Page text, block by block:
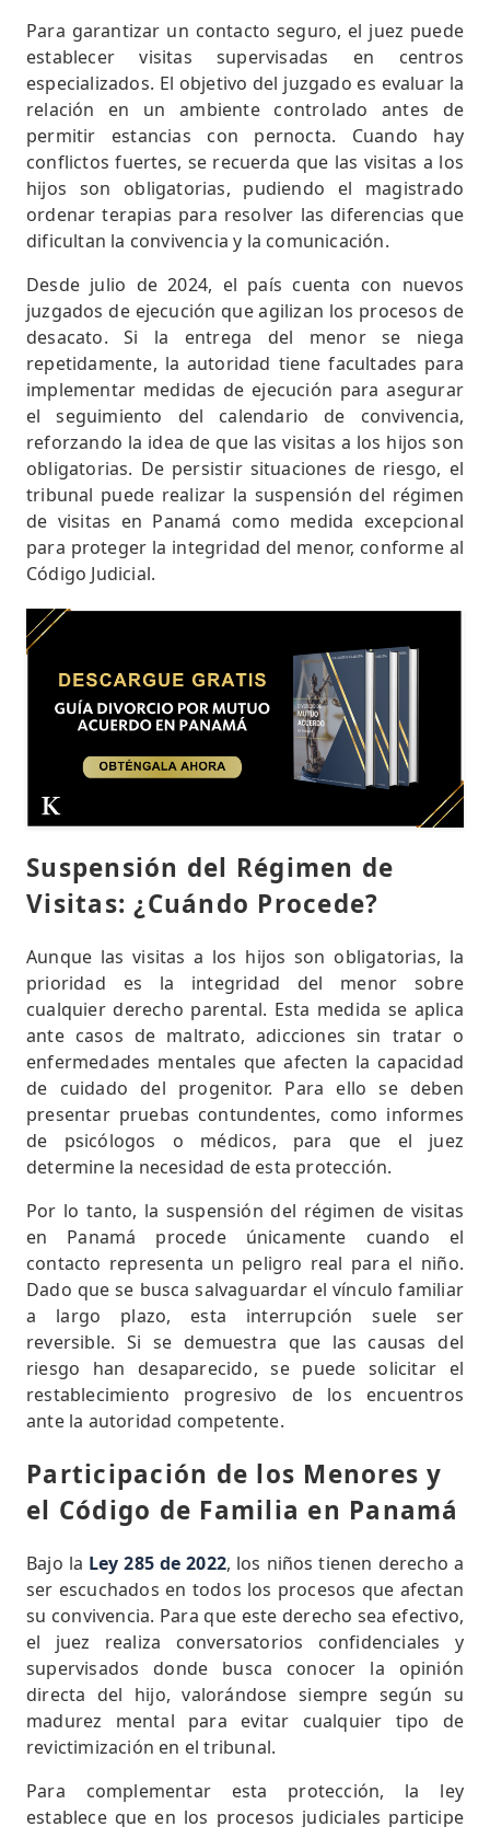
Para garantizar un contacto seguro, el juez puede
establecer visitas supervisadas en centros
especializados. El objetivo del juzgado es evaluar la
relación en un ambiente controlado antes de
permitir estancias con pernocta. Cuando hay
conflictos fuertes, se recuerda que las visitas a los
hijos son obligatorias, pudiendo el magistrado
ordenar terapias para resolver las diferencias que
dificultan la convivencia y la comunicación.
Desde julio de 2024, el país cuenta con nuevos
juzgados de ejecución que agilizan los procesos de
desacato. Si la entrega del menor se niega
repetidamente, la autoridad tiene facultades para
implementar medidas de ejecución para asegurar
el seguimiento del calendario de convivencia,
reforzando la idea de que las visitas a los hijos son
obligatorias. De persistir situaciones de riesgo, el
tribunal puede realizar la suspensión del régimen
de visitas en Panamá como medida excepcional
para proteger la integridad del menor, conforme al
Código Judicial.
Suspensión del Régimen de
Visitas: ¿Cuándo Procede?
Aunque las visitas a los hijos son obligatorias, la
prioridad es la integridad del menor sobre
cualquier derecho parental. Esta medida se aplica
ante casos de maltrato, adicciones sin tratar o
enfermedades mentales que afecten la capacidad
de cuidado del progenitor. Para ello se deben
presentar pruebas contundentes, como informes
de psicólogos o médicos, para que el juez
determine la necesidad de esta protección.
Por lo tanto, la suspensión del régimen de visitas
en Panamá procede únicamente cuando el
contacto representa un peligro real para el niño.
Dado que se busca salvaguardar el vínculo familiar
a largo plazo, esta interrupción suele ser
reversible. Si se demuestra que las causas del
riesgo han desaparecido, se puede solicitar el
restablecimiento progresivo de los encuentros
ante la autoridad competente.
Participación de los Menores y
el Código de Familia en Panamá
Bajo la Ley 285 de 2022, los niños tienen derecho a
ser escuchados en todos los procesos que afectan
su convivencia. Para que este derecho sea efectivo,
el juez realiza conversatorios confidenciales y
supervisados donde busca conocer la opinión
directa del hijo, valorándose siempre según su
madurez mental para evitar cualquier tipo de
revictimización en el tribunal.
Para complementar esta protección, la ley
establece que en los procesos judiciales participe